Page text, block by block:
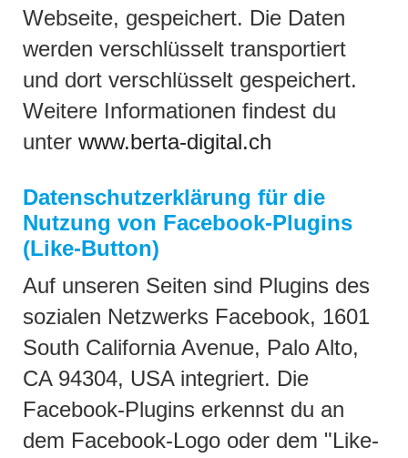
Webseite, gespeichert. Die Daten
werden verschlüsselt transportiert
und dort verschlüsselt gespeichert.
Weitere Informationen findest du
unter www.berta-digital.ch
Datenschutzerklärung für die
Nutzung von Facebook-Plugins
(Like-Button)
Auf unseren Seiten sind Plugins des
sozialen Netzwerks Facebook, 1601
South California Avenue, Palo Alto,
CA 94304, USA integriert. Die
Facebook-Plugins erkennst du an
dem Facebook-Logo oder dem "Like-